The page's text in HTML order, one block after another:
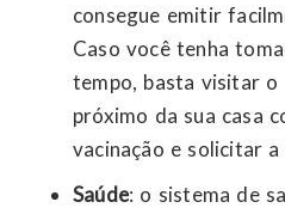
consegue emitir
Caso você tenha
tempo, basta visitar o
próximo da sua casa
vacinação e solicitar
Saúde: o sistema de